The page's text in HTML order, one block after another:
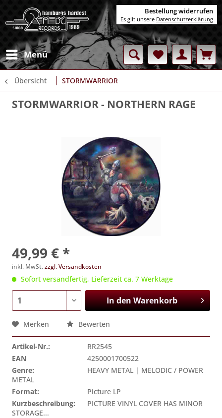
Menü
Übersicht STORMWARRIOR
STORMWARRIOR- NORTHERN RAGE
49,99 € *
inkl. MwSt.zzgl. Versandkosten
Sofort versandfertig, Lieferzeit ca. 7 Werktage
In denWarenkorb
Merken Bewerten
Artikel-Nr.:
RR2545
EAN
4250001700522
Genre:
HEAVY METAL | MELODIC / POWER
METAL
Format:
Picture LP
Kurzbeschreibung:
PICTURE VINYL COVER HAS MINOR
STORAGE...
Bestellung widerrufen
Es gilt unsere Datenschutzerklärung